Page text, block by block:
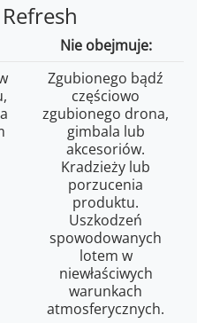
Nie obejmuje:
Zgubionego bądź
częściowo
zgubionego drona,
gimbala lub
akcesoriów.
Kradzieży lub
porzucenia
produktu.
Uszkodzeń
spowodowanych
lotem w
niewłaściwych
warunkach
atmosferycznych.